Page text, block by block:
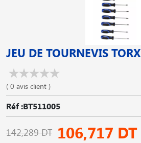
JEU DE TOURNEVIS TORX
( 0 avis client )
Réf :BT511005
142,289 DT 106,717 DT